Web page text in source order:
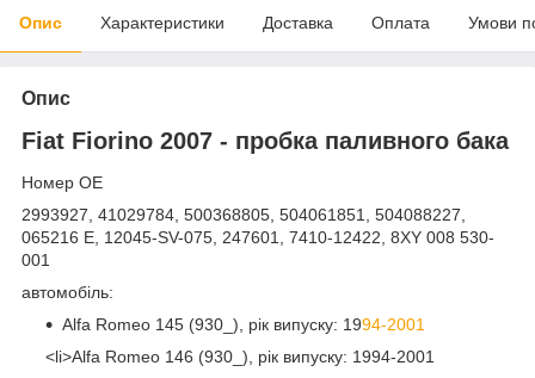
Опис Характеристики Доставка Оплата Умови
Опис
Fiat Fiorino 2007 - пробка паливного бака
Номер OE
2993927, 41029784, 500368805, 504061851, 504088227,
065216 E, 12045-SV-075, 247601, 7410-12422, 8XY 008 530-
001
автомобіль:
Alfa Romeo 145 (930_), рік випуску: 1994-2001
<li>Alfa Romeo 146 (930_), рік випуску: 1994-2001